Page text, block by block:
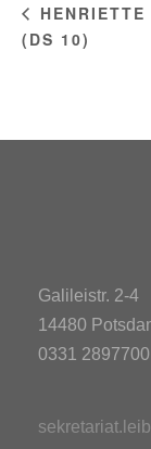
HENRIETTE
(DS 10)
Galileistr. 2-4
14480
0331 2897700